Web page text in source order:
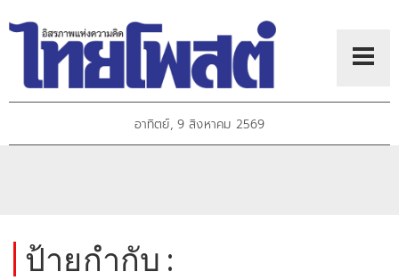
อาทิตย์, 9 สิงหาคม 2569
ป้ายกำกับ :